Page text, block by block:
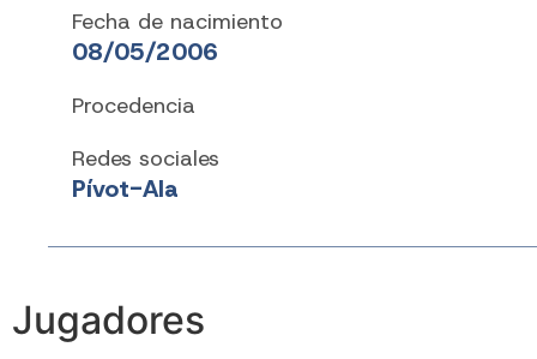
Fecha de nacimiento
08/05/2006
Procedencia
Redes sociales
Pívot-Ala
Jugadores